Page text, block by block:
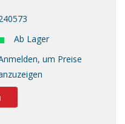
Ab Lager
um Preise